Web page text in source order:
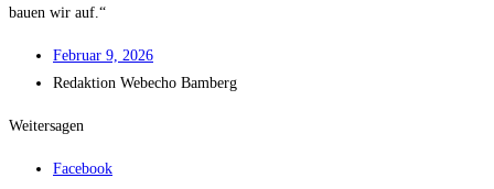
bau­en wir auf.“
Febru­ar 9, 2026
Redak­ti­on Web­echo Bamberg
Weitersagen
Facebook